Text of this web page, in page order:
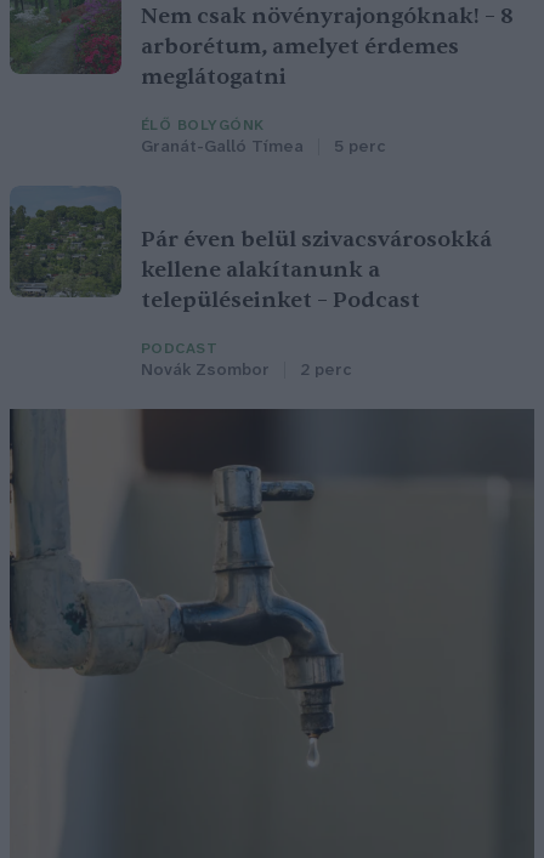
Nem csak növényrajongóknak! – 8
arborétum, amelyet érdemes
meglátogatni
ÉLŐ BOLYGÓNK
Granát-Galló Tímea 5 perc
Pár éven belül szivacsvárosokká
kellene alakítanunk a
településeinket – Podcast
PODCAST
Novák Zsombor 2 perc